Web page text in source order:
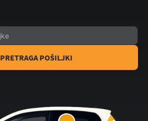
PRETRAGA POŠILJKI